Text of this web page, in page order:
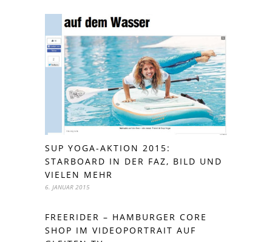
SUP YOGA-AKTION 2015:
STARBOARD IN DER FAZ, BILD UND
VIELEN MEHR
6. JANUAR 2015
FREERIDER – HAMBURGER CORE
SHOP IM VIDEOPORTRAIT AUF